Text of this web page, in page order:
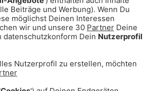
Kartoffelkombinat –
und gutes Wirtschaften